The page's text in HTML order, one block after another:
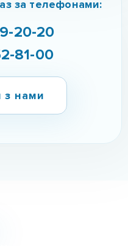
з нами
підхід,
на кожному етапі